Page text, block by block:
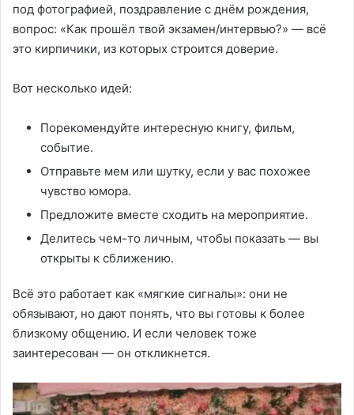
под фотографией, поздравление с днём рождения,
вопрос: «Как прошёл твой экзамен/интервью?» — всё
это кирпичики, из которых строится доверие.
Вот несколько идей:
Порекомендуйте интересную книгу, фильм,
событие.
Отправьте мем или шутку, если у вас похожее
чувство юмора.
Предложите вместе сходить на мероприятие.
Делитесь чем-то личным, чтобы показать — вы
открыты к сближению.
Всё это работает как «мягкие сигналы»: они не
обязывают, но дают понять, что вы готовы к более
близкому общению. И если человек тоже
заинтересован — он откликнется.